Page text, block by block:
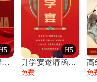
党员团建邀请函党建活动风采党会工作汇报总
H5
升学宴邀请函喜报金榜题名高端谢师宴邀请函
免费 免